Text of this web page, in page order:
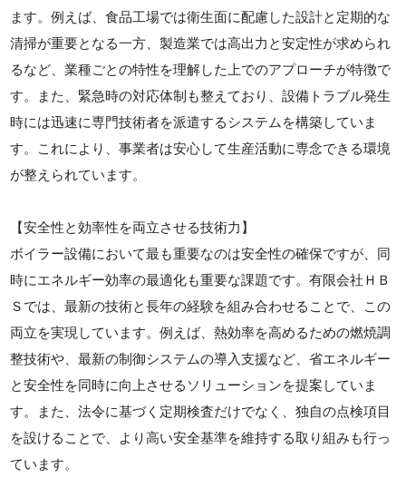
ます。例えば、食品工場では衛生面に配慮した設計と定期的な
清掃が重要となる一方、製造業では高出力と安定性が求められ
るなど、業種ごとの特性を理解した上でのアプローチが特徴で
す。また、緊急時の対応体制も整えており、設備トラブル発生
時には迅速に専門技術者を派遣するシステムを構築していま
す。これにより、事業者は安心して生産活動に専念できる環境
が整えられています。
【安全性と効率性を両立させる技術力】
ボイラー設備において最も重要なのは安全性の確保ですが、同
時にエネルギー効率の最適化も重要な課題です。有限会社ＨＢ
Ｓでは、最新の技術と長年の経験を組み合わせることで、この
両立を実現しています。例えば、熱効率を高めるための燃焼調
整技術や、最新の制御システムの導入支援など、省エネルギー
と安全性を同時に向上させるソリューションを提案していま
す。また、法令に基づく定期検査だけでなく、独自の点検項目
を設けることで、より高い安全基準を維持する取り組みも行っ
ています。